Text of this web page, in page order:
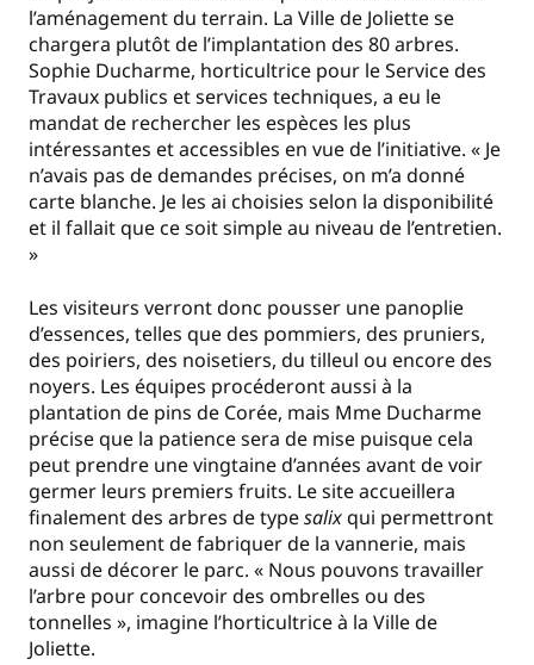
l’aménagement du terrain. La Ville de Joliette se
chargera plutôt de l’implantation des 80 arbres.
Sophie Ducharme, horticultrice pour le Service des
Travaux publics et services techniques, a eu le
mandat de rechercher les espèces les plus
intéressantes et accessibles en vue de l’initiative. « Je
n’avais pas de demandes précises, on m’a donné
carte blanche. Je les ai choisies selon la disponibilité
et il fallait que ce soit simple au niveau de l’entretien.
»
Les visiteurs verront donc pousser une panoplie
d’essences, telles que des pommiers, des pruniers,
des poiriers, des noisetiers, du tilleul ou encore des
noyers. Les équipes procéderont aussi à la
plantation de pins de Corée, mais Mme Ducharme
précise que la patience sera de mise puisque cela
peut prendre une vingtaine d’années avant de voir
germer leurs premiers fruits. Le site accueillera
finalement des arbres de typesalixqui permettront
non seulement de fabriquer de la vannerie, mais
aussi de décorer le parc. « Nous pouvons travailler
l’arbre pour concevoir des ombrelles ou des
tonnelles », imagine l’horticultrice à la Ville de
Joliette.